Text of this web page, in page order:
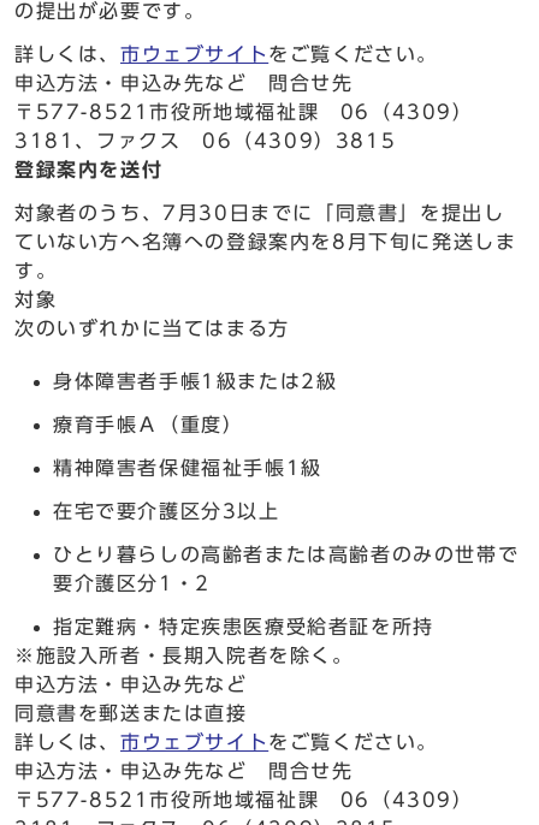
の提出が必要です。
詳しくは、 市ウェブサイト をご覧ください。
申込方法・申込み先など 問合せ先
〒577-8521市役所地域福祉課 06（4309）
3181、ファクス 06（4309）3815
登録案内を送付
対象者のうち、7月30日までに「同意書」を提出し
ていない方へ名簿への登録案内を8月下旬に発送しま
す。
対象
次のいずれかに当てはまる方
身体障害者手帳1級または2級
療育手帳Ａ（重度）
精神障害者保健福祉手帳1級
在宅で要介護区分3以上
ひとり暮らしの高齢者または高齢者のみの世帯で
要介護区分1・2
指定難病・特定疾患医療受給者証を所持
※施設入所者・長期入院者を除く。
申込方法・申込み先など
同意書を郵送または直接
詳しくは、 市ウェブサイト をご覧ください。
申込方法・申込み先など 問合せ先
〒577-8521市役所地域福祉課 06（4309）